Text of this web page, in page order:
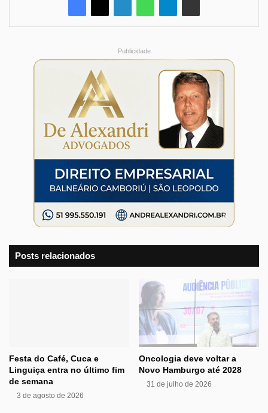
Publicidade
Posts relacionados
Festa do Café, Cuca e
Linguiça entra no último fim
de semana
3 de agosto de 2026
Oncologia deve voltar a
Novo Hamburgo até 2028
31 de julho de 2026